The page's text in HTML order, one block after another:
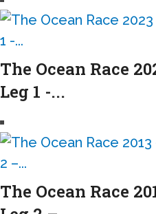
The Ocean Race
Leg 1 -...
The Ocean Race